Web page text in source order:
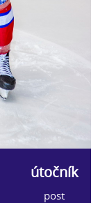
útočník
post